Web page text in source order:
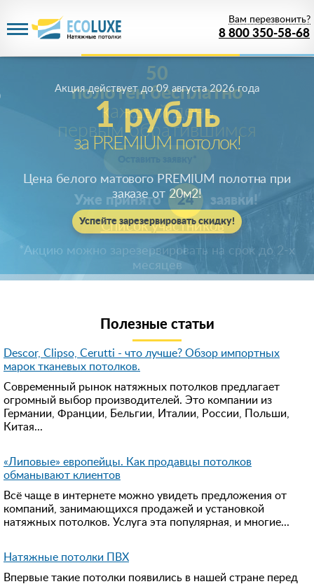
8 800 350-58-68
Вам перезвонить?
1 рубль
за PREMIUM потолок!
Акция действуетдо 09 августа 2026 года
Цена белого матового PREMIUM полотна при
заказе от 20м2!
Успейте зарезервировать скидку!
Полезные статьи
Descor, Clipso, Cerutti - что лучше? Обзор импортных
марок тканевых потолков.
Современный рынок натяжных потолков предлагает
огромный выбор производителей. Это компании из
Германии, Франции, Бельгии, Италии, России, Польши,
Китая...
«Липовые» европейцы. Как продавцы потолков
обманывают клиентов
Всё чаще в интернете можно увидеть предложения от
компаний, занимающихся продажей и установкой
натяжных потолков. Услуга эта популярная, и многие...
Натяжные потолки ПВХ
Впервые такие потолки появились в нашей стране перед